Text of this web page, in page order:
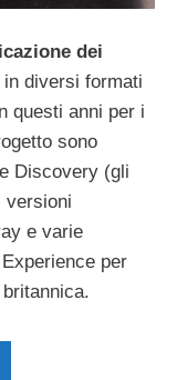
dei
in diversi formati
questi anni per i
sono
Discovery (gli
versioni
e varie
per